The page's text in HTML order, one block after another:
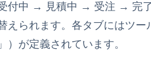
付中 → 見積中 → 受注 → 完
えられます。各タブにはツ
）が定義されています。